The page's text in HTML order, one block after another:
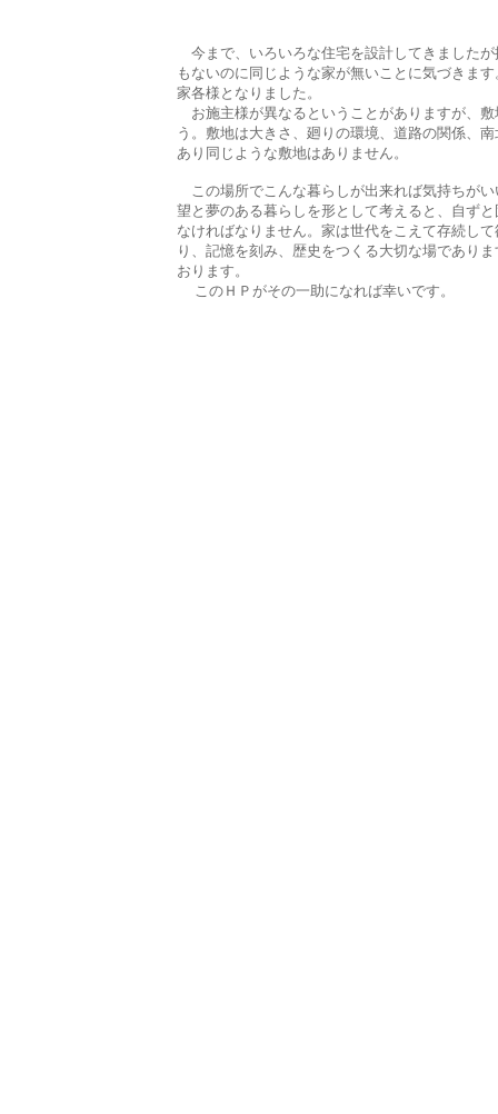
今まで、いろいろな住宅を設計してきました
もないのに同じような家が無いことに気づきま
家各様となりました。
お施主様が異なるということがありますが、
う。敷地は大きさ、廻りの環境、道路の関係、
あり同じような敷地はありません。
この場所でこんな暮らしが出来れば気持ちが
望と夢のある暮らしを形として考えると、自ず
なければなりません。家は世代をこえて存続し
り、記憶を刻み、歴史をつくる大切な場であり
おります。
このＨＰがその一助になれば幸いです。